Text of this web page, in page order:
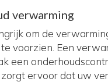
verwarming
om de
voorzien. Een
een
ervoor dat uw